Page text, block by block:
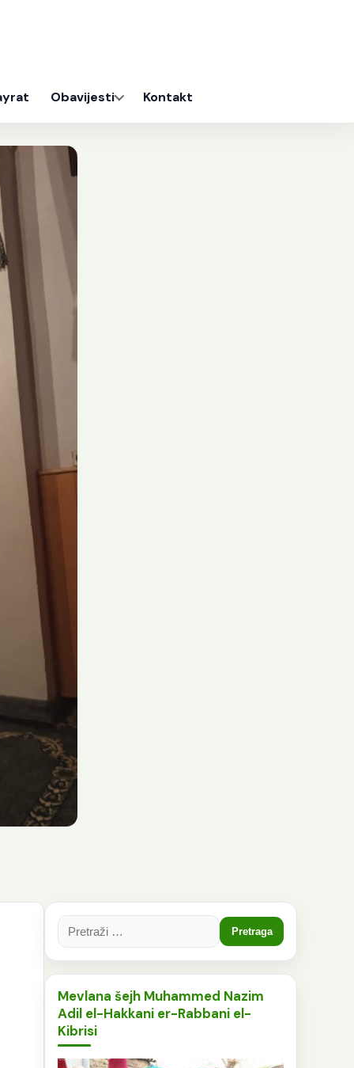
Obavijesti Kontakt
Pretraga:
Mevlana šejh Muhammed Nazim
Adil el-Hakkani er-Rabbani el-
Kibrisi